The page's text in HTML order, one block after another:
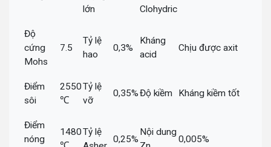
lớn
Clohydric
Độ
cứng
Mohs
7.5
Tỷ lệ
hao
0,3%
Kháng
acid
Chịu được axit
Điểm
sôi
2550
℃
Tỷ lệ
vỡ
0,35%Độ kiềm Kháng kiềm tốt
Điểm
nóng
1480Tỷ lệ
0,25%
Nội dung
0,005%